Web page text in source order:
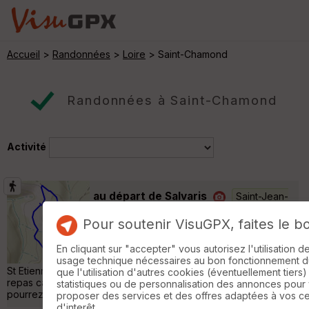
Accueil > Randonnées > Loire > Saint-Chamond
Randonnées à Saint-Chamond
Activité
au départ de Salvaris
Saint-Jean-
Randonnée Pédestre 4 km 150 m
Petit circuit sans difficulté offrant de très
beaux panoramiques et de points de vue sur
St Etienne et le Forez. Cette balade peut se terminer par un
repas campagnard à l'auberge des Genets d'Or le soir vous
pourrez assister à un superbe coucher de soleil. »
Pour soutenir VisuGPX, faites le
En cliquant sur "accepter" vous autorisez l'utilisation
usage technique nécessaires au bon fonctionnement
que l'utilisation d'autres cookies (éventuellement
statistiques ou de personnalisation des annonces pour
proposer des services et des offres adaptées à vos